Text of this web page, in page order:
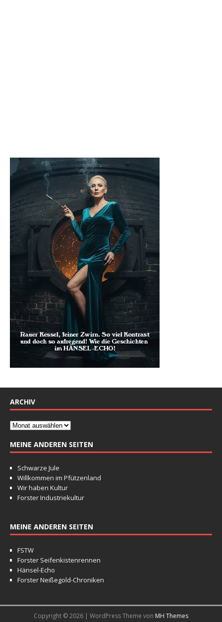
ARCHIV
MEINE ANDEREN SEITEN
Schwarze Jule
Willkommen im Pfützenland
Wir haben Kultur
Forster Industriekultur
MEINE ANDEREN SEITEN
FSTW
Forster Seifenkistenrennen
Hänsel-Echo
Forster Neißegold-Chroniken
Copyright © 2026 | WordPress Theme von MH Themes